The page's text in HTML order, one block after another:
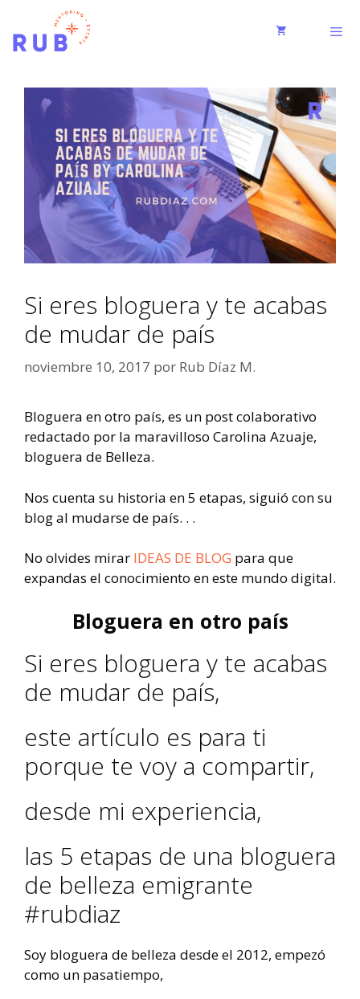
Si eres bloguera y te acabas
de mudar de país
noviembre 10, 2017 por Rub Díaz M.
Bloguera en otro país, es un post colaborativo
redactado por la maravilloso Carolina Azuaje,
bloguera de Belleza.
Nos cuenta su historia en 5 etapas, siguió con su
blog al mudarse de país. . .
No olvides mirar IDEAS DE BLOG para que
expandas el conocimiento en este mundo digital.
Bloguera en otro país
Si eres bloguera y te acabas
de mudar de país,
este artículo es para ti
porque te voy a compartir,
desde mi experiencia,
las 5 etapas de una bloguera
de belleza emigrante
#rubdiaz
Soy bloguera de belleza desde el 2012, empezó
como un pasatiempo,